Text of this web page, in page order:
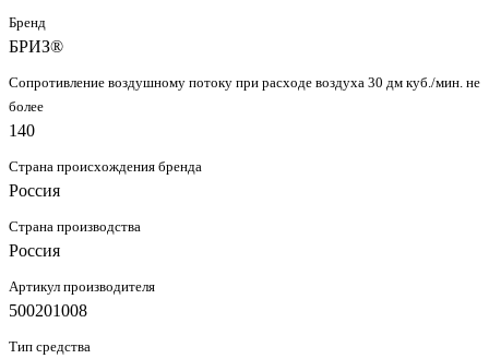
Бренд
БРИЗ®
Сопротивление воздушному потоку при расходе воздуха 30 дм куб./мин. не
более
140
Страна происхождения бренда
Россия
Страна производства
Россия
Артикул производителя
500201008
Тип средства